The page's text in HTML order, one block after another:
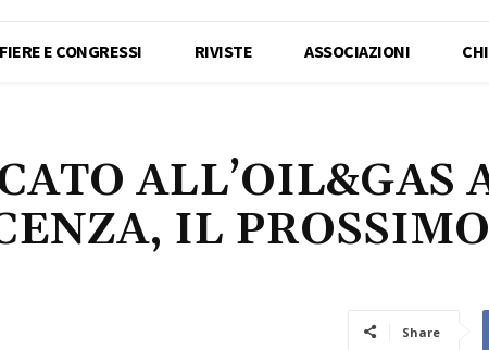
FIERE E CONGRESSI RIVISTE ASSOCIAZIONI
ALL’OIL&GAS
IL
Share